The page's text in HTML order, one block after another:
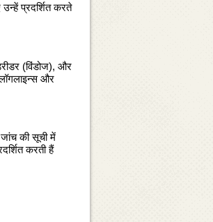
प्रदर्शित करते
(विंडोज), और
और
की सूची में
करती हैं